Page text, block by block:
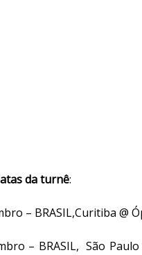
da turnê:
– BRASIL,Curitiba @
– BRASIL, São